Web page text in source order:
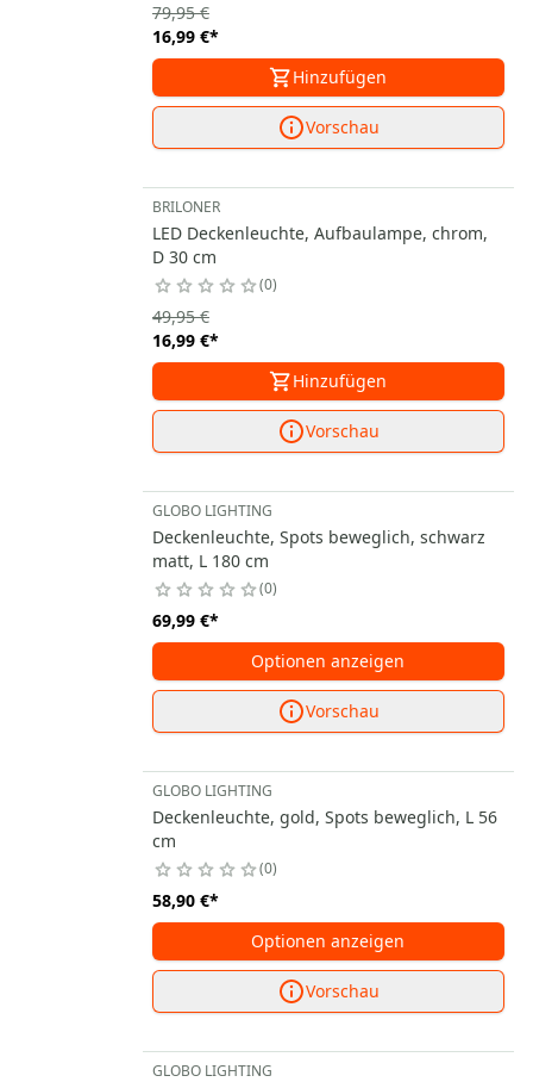
16,99 €*
79,95 €
Hinzufügen
Vorschau
BRILONER
LED Deckenleuchte, Aufbaulampe, chrom,
D 30 cm
0
16,99 €*
49,95 €
Hinzufügen
Vorschau
GLOBO LIGHTING
Deckenleuchte, Spots beweglich, schwarz
matt, L 180 cm
0
69,99 €*
Optionen anzeigen
Vorschau
GLOBO LIGHTING
Deckenleuchte, gold, Spots beweglich, L 56
cm
0
58,90 €*
Optionen anzeigen
Vorschau
GLOBO LIGHTING